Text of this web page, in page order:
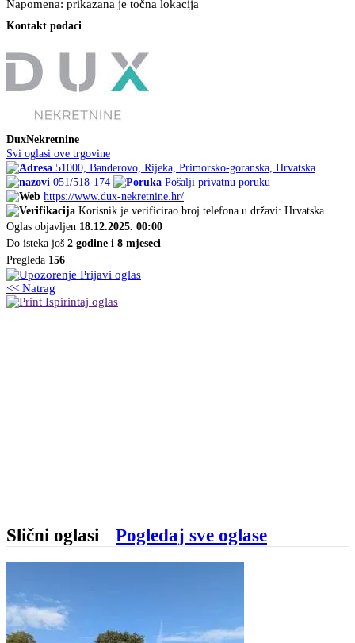
Napomena: prikazana je točna lokacija
Kontakt podaci
DuxNekretnine
Svi oglasi ove trgovine
51000, Banderovo, Rijeka, Primorsko-goranska, Hrvatska
051/518-174
Pošalji privatnu poruku
https://www.dux-nekretnine.hr/
Korisnik je verificirao broj telefona u državi: Hrvatska
Oglas objavljen 18.12.2025. 00:00
Do isteka još 2 godine i 8 mjeseci
Pregleda 156
Prijavi oglas
<< Natrag
Ispirintaj oglas
Slični oglasi Pogledaj sve oglase